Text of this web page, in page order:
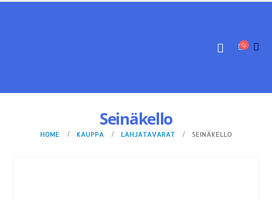
Seinäkello
HOME KAUPPA LAHJATAVARAT SEINÄKELLO